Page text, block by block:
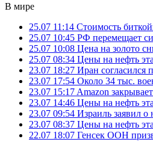
В мире
25.07 11:14 Стоимость
25.07 10:45 РФ перемещает
25.07 10:08 Цена на золото
25.07 08:34 Цены на нефть
23.07 18:27 Иран
23.07 17:54 Около 34 тыс.
23.07 15:17 Amazon
23.07 14:46 Цены на нефть
23.07 09:54 Израиль заявил
23.07 08:37 Цены на нефть
22.07 18:07 Генсек ООН